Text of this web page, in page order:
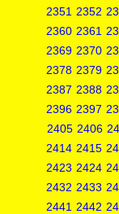
2351 2352
2360 2361
2369 2370
2378 2379
2387 2388
2396 2397
2405 2406
2414 2415
2423 2424
2432 2433
2441 2442